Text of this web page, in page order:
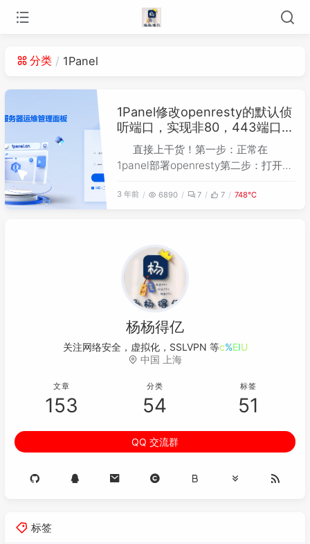
分类 1Panel
1Panel修改openresty的默认侦
听端口，实现非80，443端口反
向代理
直接上干货！第一步：正常在
1panel部署openresty第二步：打开
（/opt/1panel/apps/openresty/openr
三步：去防火墙
3 年前 6890 7 7 748℃
杨杨得亿
关注网络安全，虚拟化，SSLVPN*P2y<
中国 上海
文章
153
分类
54
标签
51
QQ 交流群
标签